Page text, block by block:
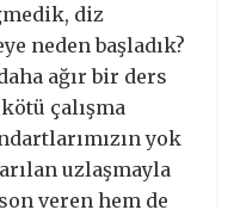
diz
neden başladık?
ağır bir ders
çalışma
yok
uzlaşmayla
veren hem de